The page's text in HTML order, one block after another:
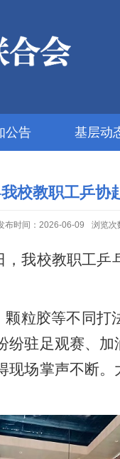
公告 基层动
校教职工乒协
布时间：2026-06-09 浏览次
，我校教职工乒
颗粒胶等不同打
驻足观赛、
场掌声不断